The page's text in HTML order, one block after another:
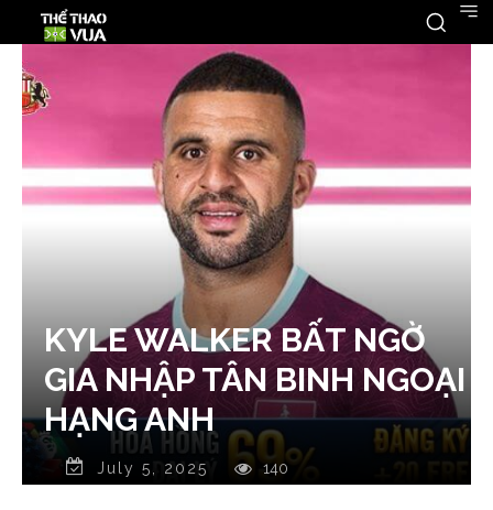
KYLE WALKER BẤT NGỜ
GIA NHẬP TÂN BINH NGOẠI
HẠNG ANH
July 5, 2025 140